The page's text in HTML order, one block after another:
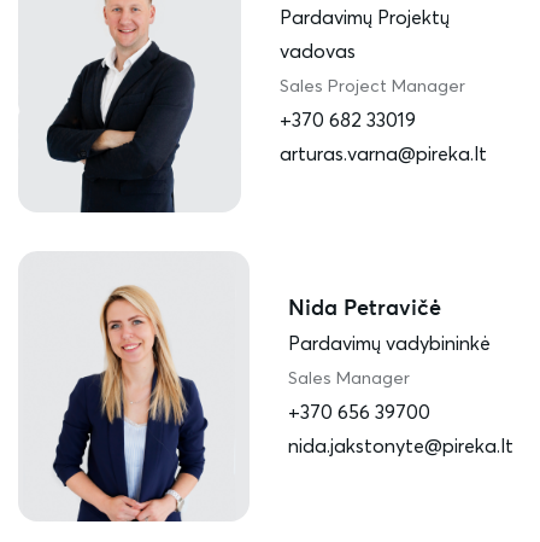
Pardavimų Projektų
vadovas
Sales Project Manager
+370 682 33019
arturas.varna@pireka.lt
Nida Petravičė
Pardavimų vadybininkė
Sales Manager
+370 656 39700
nida.jakstonyte@pireka.lt